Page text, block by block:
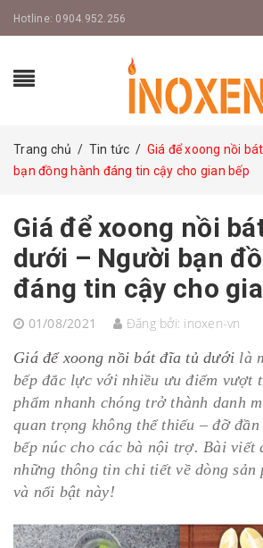
Hotline: 0904.952.256
Trang chủ / Tin tức / Giá để xoong nồi
bạn đồng hành đáng tin cậy cho gian bếp
Giá để xoong nồi
dưới – Người bạn
đáng tin cậy cho
01/08/2021 Đăng bởi: inoxen-vn
Giá để xoong nồi bát đĩa tủ dưới là
bếp đắc lực với nhiều ưu điểm vượt
phẩm nhanh chóng trở thành danh
quan trọng không thể thiếu – đỡ
bếp núc cho các bà nội trợ. Bài viết
những thông tin chi tiết về dòng sản
và nổi bật này!